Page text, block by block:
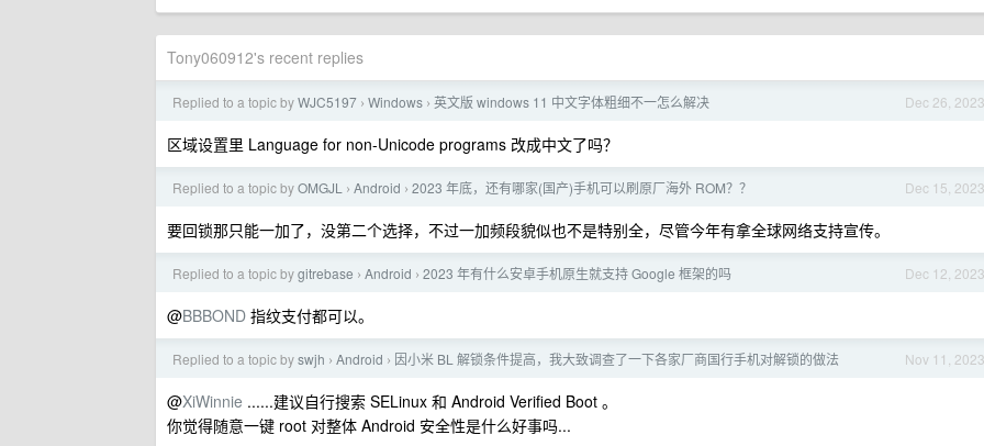
Tony060912's recent replies
Dec 26, 2023
Replied to a topic byWJC5197 › Windows › 英文版 windows 11 中文字体粗细不一怎么解决
区域设置里 Language for non-Unicode programs 改成中文了吗？
Dec 15, 2023
Replied to a topic byOMGJL › Android › 2023 年底，还有哪家(国产)手机可以刷原厂海外 ROM？？
要回锁那只能一加了，没第二个选择，不过一加频段貌似也不是特别全，尽管今年有拿全球网络支持宣传。
Dec 12, 2023
Replied to a topic bygitrebase › Android › 2023 年有什么安卓手机原生就支持 Google 框架的吗
@BBBOND 指纹支付都可以。
Nov 11, 2023
Replied to a topic byswjh › Android › 因小米 BL 解锁条件提高，我大致调查了一下各家厂商国行手机对解锁的做法
@XiWinnie ......建议自行搜索 SELinux 和 Android Verified Boot 。
你觉得随意一键 root 对整体 Android 安全性是什么好事吗...